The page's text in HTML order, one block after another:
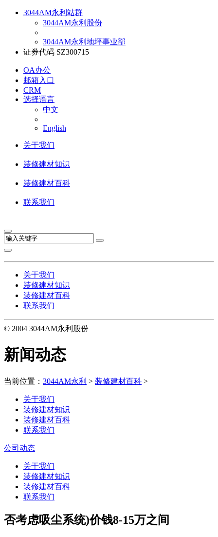
3044AM永利站群
3044AM永利股份
3044AM永利地坪事业部
证券代码 SZ300715
OA办公
邮箱入口
CRM
选择语言
中文
English
关于我们
装修建材知识
装修建材百科
联系我们
关于我们
装修建材知识
装修建材百科
联系我们
© 2004 3044AM永利股份
新闻动态
当前位置： 3044AM永利 > 装修建材百科 >
关于我们
装修建材知识
装修建材百科
联系我们
公司动态
关于我们
装修建材知识
装修建材百科
联系我们
否考虑吸尘系统)价钱8-15万之间